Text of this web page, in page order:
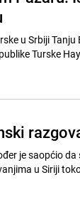
u Srbiji
Turske
je saopćio
u Siriji